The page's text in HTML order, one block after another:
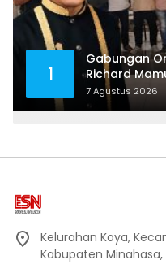
1
Gabungan
Richard
Keter Kota
7 Agustus 2026
Kelurahan Koya,
Kabupaten Minahasa,